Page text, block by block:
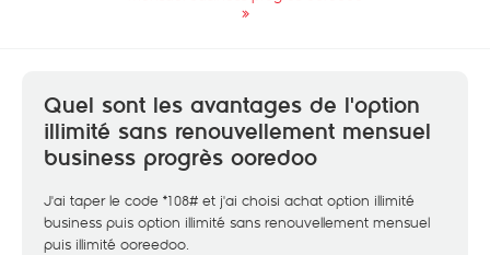
»
Quel sont les avantages de l'option
illimité sans renouvellement mensuel
business progrès ooredoo
J'ai taper le code *108# et j'ai choisi achat option illimité
business puis option illimité sans renouvellement mensuel
puis illimité ooreedoo.